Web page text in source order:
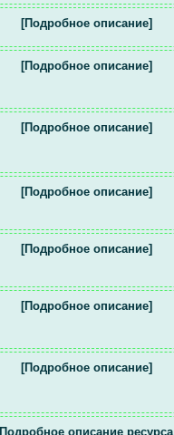
[Подробное описание]
[Подробное описание]
[Подробное описание]
[Подробное описание]
[Подробное описание]
[Подробное описание]
[Подробное описание]
Подробное описание ресурса